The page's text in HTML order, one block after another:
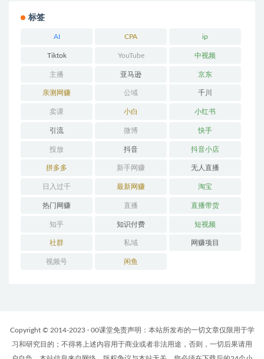
标签
AI CPA ip
Tiktok YouTube 中视频
主播 亚马逊 京东
亲测网赚 公域 千川
卖课 小白 小红书
引流 微博 快手
投放 抖音 抖音小店
拼多多 新手网赚 无人直播
日入过千 最新网赚 淘宝
热门网赚 直播 直播带货
知乎 知识付费 短视频
社群 私域 网赚项目
视频号 闲鱼
Copyright © 2014-2023 · 00课堂免责声明：本站所发布的一切文章仅限用于学
习和研究目的；不得将上述内容用于商业或者非法用途，否则，一切后果请用